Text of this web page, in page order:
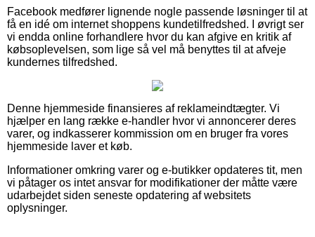
Facebook medfører lignende nogle passende løsninger til at
få en idé om internet shoppens kundetilfredshed. I øvrigt ser
vi endda online forhandlere hvor du kan afgive en kritik af
købsoplevelsen, som lige så vel må benyttes til at afveje
kundernes tilfredshed.
Denne hjemmeside finansieres af reklameindtægter. Vi
hjælper en lang række e-handler hvor vi annoncerer deres
varer, og indkasserer kommission om en bruger fra vores
hjemmeside laver et køb.
Informationer omkring varer og e-butikker opdateres tit, men
vi påtager os intet ansvar for modifikationer der måtte være
udarbejdet siden seneste opdatering af websitets
oplysninger.